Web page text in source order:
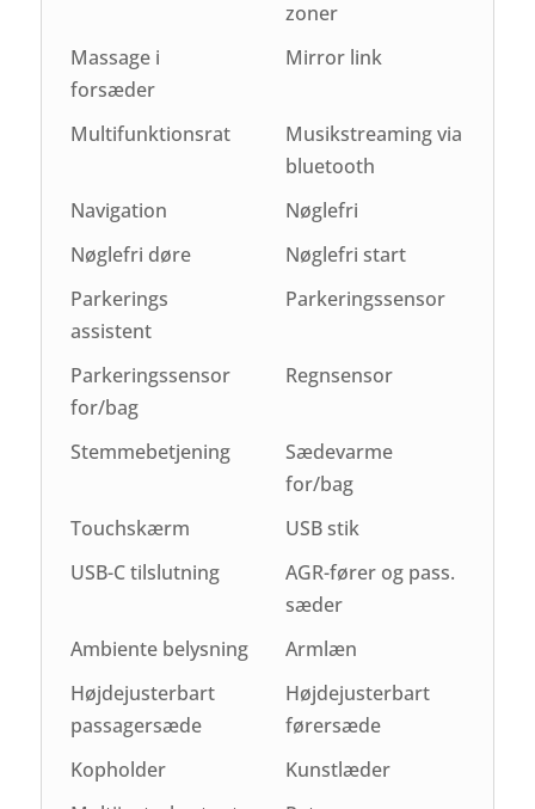
zoner
Massage i
forsæder
Mirror link
Multifunktionsrat
Musikstreaming via
bluetooth
Navigation
Nøglefri
Nøglefri døre
Nøglefri start
Parkerings
assistent
Parkeringssensor
Parkeringssensor
for/bag
Regnsensor
Stemmebetjening
Sædevarme
for/bag
Touchskærm
USB stik
USB-C tilslutning
AGR-fører og pass.
sæder
Ambiente belysning
Armlæn
Højdejusterbart
passagersæde
Højdejusterbart
førersæde
Kopholder
Kunstlæder